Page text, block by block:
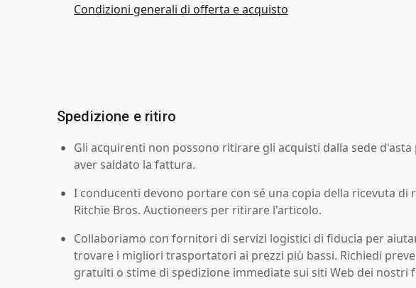
Condizioni generali di offerta e acquisto
Spedizione e ritiro
Gli acquirenti non possono ritirare gli acquisti dalla sede d'asta
aver saldato la fattura.
I conducenti devono portare con sé una copia della ricevuta di
Ritchie Bros. Auctioneers per ritirare l'articolo.
Collaboriamo con fornitori di servizi logistici di fiducia per
trovare i migliori trasportatori ai prezzi più bassi. Richiedi
gratuiti o stime di spedizione immediate sui siti Web dei nostri